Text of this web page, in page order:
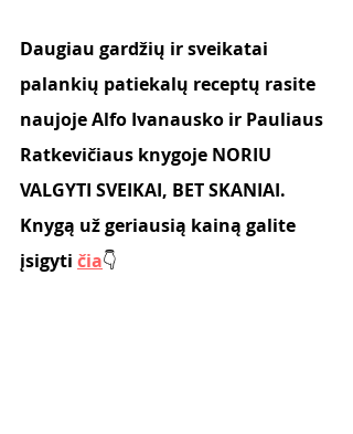
Daugiau gardžių ir sveikatai
palankių patiekalų receptų rasite
naujoje Alfo Ivanausko ir Pauliaus
Ratkevičiaus knygoje NORIU
VALGYTI SVEIKAI, BET SKANIAI.
Knygą už geriausią kainą galite
įsigyti čia👇